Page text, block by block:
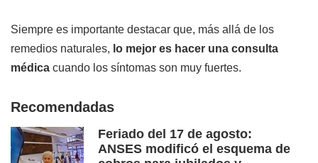
Siempre es importante destacar que, más allá de los
remedios naturales, lo mejor es hacer una consulta
médica cuando los síntomas son muy fuertes.
Recomendadas
Feriado del 17 de agosto:
ANSES modificó el esquema de